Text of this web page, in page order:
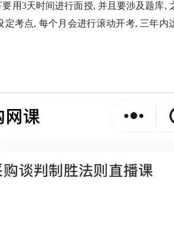
用3天时间进行面授, 并且要涉及题库,
考点, 每个月会进行滚动开考, 三年内